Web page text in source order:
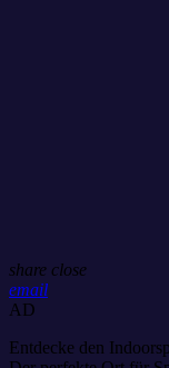
share close
email
AD
Entdecke den